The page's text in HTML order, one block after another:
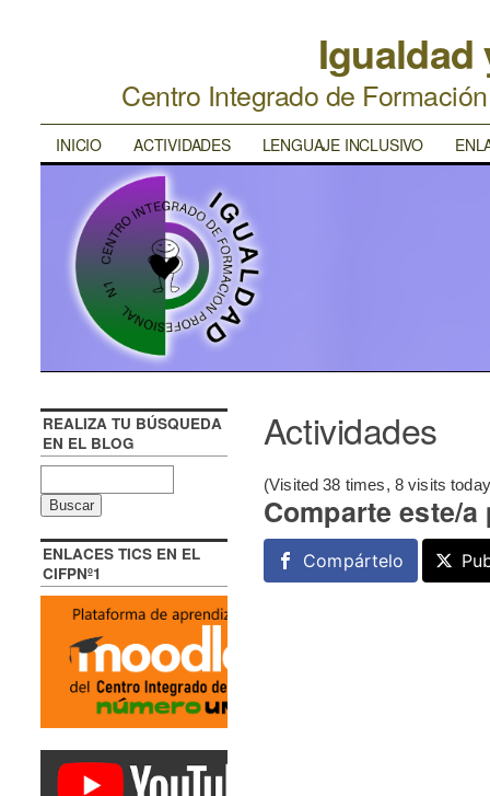
Igualdad
Centro Integrado de
INICIO ACTIVIDADES LENGUAJE INCLUSIVO
Actividades
(Visited 38 times, 8 visits
Comparte este/a
Compártelo
REALIZA TU BÚSQUEDA
EN EL BLOG
ENLACES TICS EN EL
CIFPNº1